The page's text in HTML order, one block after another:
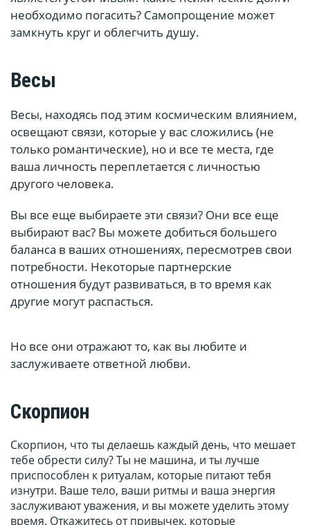
необходимо погасить? Самопрощение может
замкнуть круг и облегчить душу.
Весы
Весы, находясь под этим космическим влиянием,
освещают связи, которые у вас сложились (не
только романтические), но и все те места, где
ваша личность переплетается с личностью
другого человека.
Вы все еще выбираете эти связи? Они все еще
выбирают вас? Вы можете добиться большего
баланса в ваших отношениях, пересмотрев свои
потребности. Некоторые партнерские
отношения будут развиваться, в то время как
другие могут распасться.
Но все они отражают то, как вы любите и
заслуживаете ответной любви.
Скорпион
Скорпион, что ты делаешь каждый день, что мешает
тебе обрести силу? Ты не машина, и ты лучше
приспособлен к ритуалам, которые питают тебя
изнутри. Ваше тело, ваши ритмы и ваша энергия
заслуживают уважения, и вы можете уделить этому
время. Откажитесь от привычек, которые